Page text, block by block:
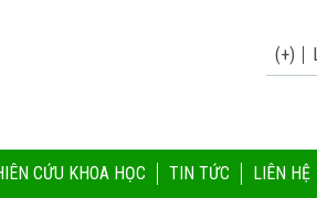
(+)
CỨU KHOA HỌC TIN TỨC LIÊN HỆ